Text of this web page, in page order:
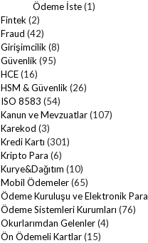
Ödeme İste(1)
Fintek (2)
Fraud (42)
Girişimcilik (8)
Güvenlik (95)
HCE(16)
HSM & Güvenlik (26)
ISO 8583 (54)
Kanun ve Mevzuatlar(107)
Karekod (3)
Kredi Kartı (301)
Kripto Para (6)
Kurye&Dağıtım (10)
Mobil Ödemeler(65)
Ödeme Kuruluşu ve Elektronik Para
Ödeme Sistemleri Kurumları (76)
Okurlarımdan Gelenler(4)
Ön Ödemeli Kartlar(15)